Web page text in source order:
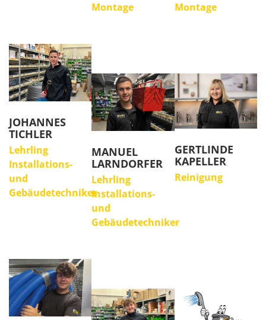
Montage Montage
JOHANNES
TICHLER
Lehrling
Installations-
und
Gebäudetechniker
MANUEL
LARNDORFER
Lehrling
Installations-
und
Gebäudetechniker
GERTLINDE
KAPELLER
Reinigung